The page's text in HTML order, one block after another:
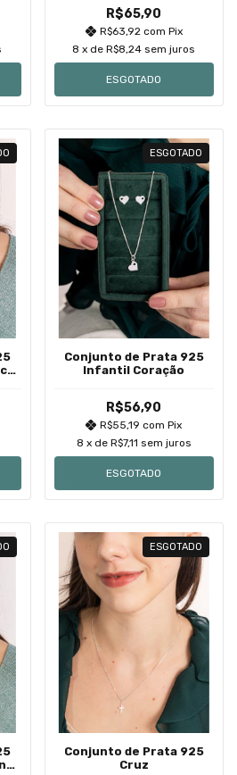
R$65,90
R$63,92 com Pix
8 x deR$8,24 sem juros
ESGOTADO
ESGOTADO
Conjunto de Prata 925
Infantil Coração
R$56,90
R$55,19com Pix
8 x de R$7,11 sem juros
ESGOTADO
ESGOTADO
Conjunto de Prata 925
Cruz